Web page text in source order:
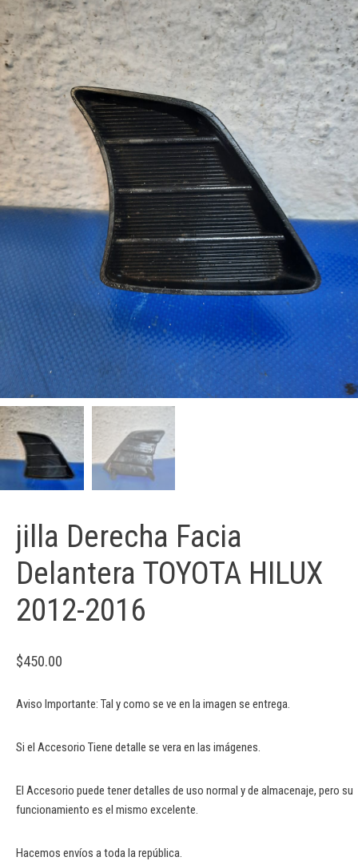
jilla Derecha Facia
Delantera TOYOTA HILUX
2012-2016
$450.00
Aviso Importante: Tal y como se ve en la imagen se entrega.
Si el Accesorio Tiene detalle se vera en las imágenes.
El Accesorio puede tener detalles de uso normal y de almacenaje, pero su
funcionamiento es el mismo excelente.
Hacemos envíos a toda la república.